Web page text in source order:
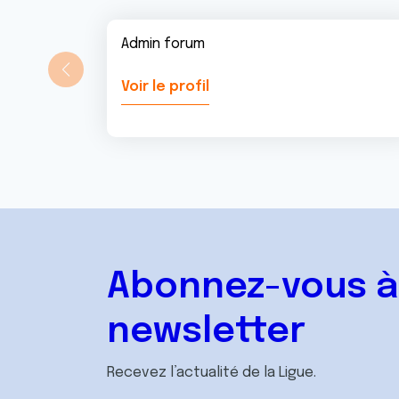
Admin forum
Voir le profil
Abonnez-vous
newsletter
Recevez l’actualité de la Ligue.